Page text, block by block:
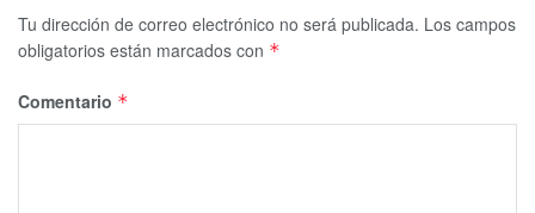
Tu dirección de correo electrónico no será publicada. Los campos
obligatorios están marcados con *
Comentario *